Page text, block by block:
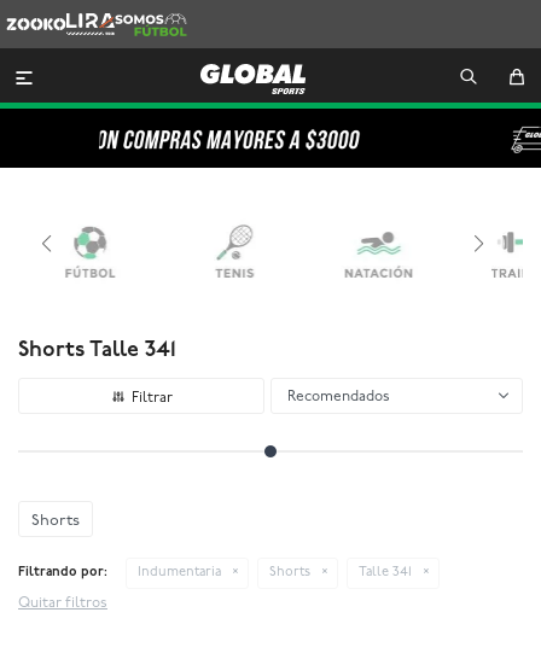
Lira
Somos
Futbol

Shorts Talle 341
Recomendados
Shorts
Filtrando por: Indumentaria Shorts Talle 341
Quitar filtros